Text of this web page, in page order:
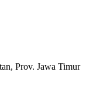
Prov. Jawa Timur